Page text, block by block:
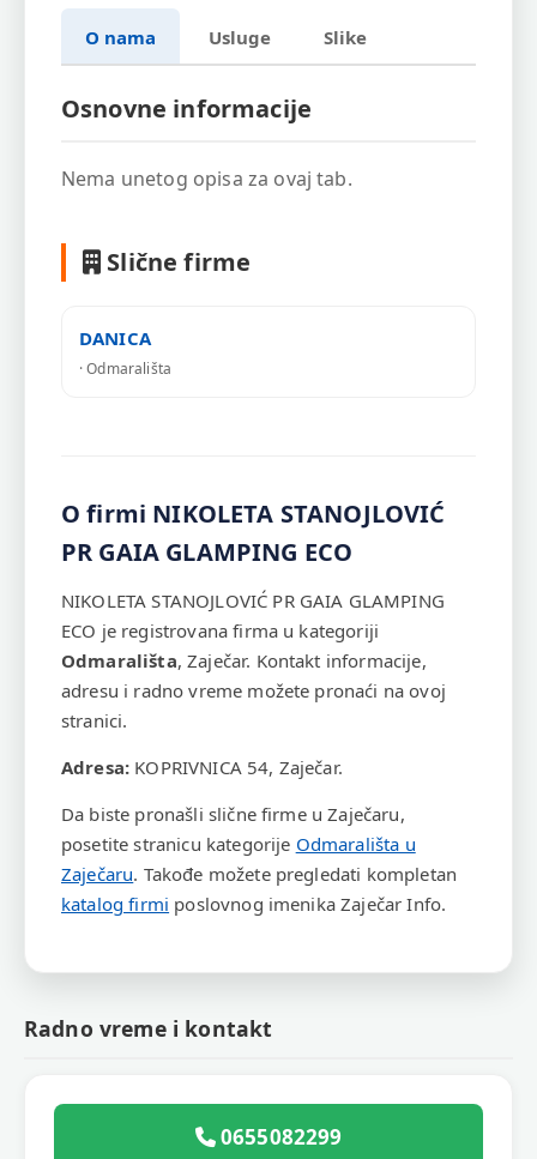
O nama Usluge Slike
Osnovne informacije
Nema unetog opisa za ovaj tab.
Slične firme
DANICA
· Odmarališta
O firmi NIKOLETA STANOJLOVIĆ
PR GAIA GLAMPING ECO
NIKOLETA STANOJLOVIĆ PR GAIA GLAMPING
ECO je registrovana firma u kategoriji
Odmarališta, Zaječar. Kontakt informacije,
adresu i radno vreme možete pronaći na ovoj
stranici.
Adresa: KOPRIVNICA 54, Zaječar.
Da biste pronašli slične firme u Zaječaru,
posetite stranicu kategorije Odmarališta u
Zaječaru. Takođe možete pregledati kompletan
katalog firmi poslovnog imenika Zaječar Info.
Radno vreme i kontakt
0655082299